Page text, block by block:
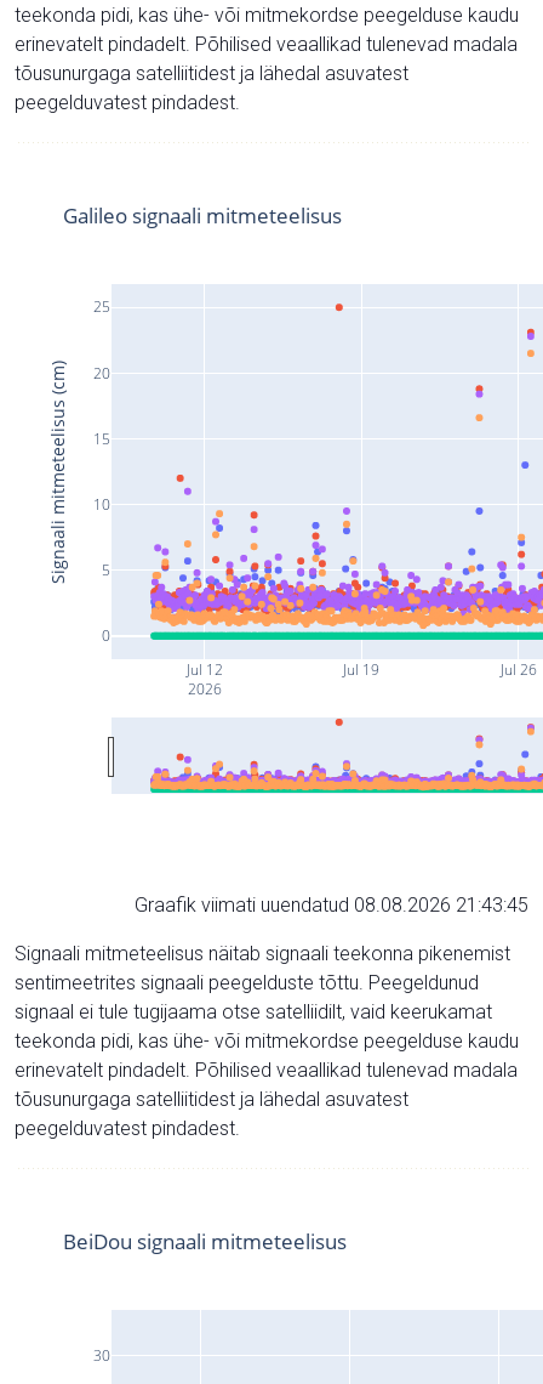
teekonda pidi, kas ühe- või mitmekordse peegelduse kaudu
erinevatelt pindadelt. Põhilised veaallikad tulenevad madala
tõusunurgaga satelliitidest ja lähedal asuvatest
peegelduvatest pindadest.
Jul 12
2026
Jul 19 Jul 26
0
5
10
15
20
25
Galileo signaali mitmeteelisus
Signaali mitmeteelisus (cm)
Graafik viimati uuendatud 08.08.2026 21:43:45
Signaali mitmeteelisus näitab signaali teekonna pikenemist
sentimeetrites signaali peegelduste tõttu. Peegeldunud
signaal ei tule tugijaama otse satelliidilt, vaid keerukamat
teekonda pidi, kas ühe- või mitmekordse peegelduse kaudu
erinevatelt pindadelt. Põhilised veaallikad tulenevad madala
tõusunurgaga satelliitidest ja lähedal asuvatest
peegelduvatest pindadest.
30
BeiDou signaali mitmeteelisus